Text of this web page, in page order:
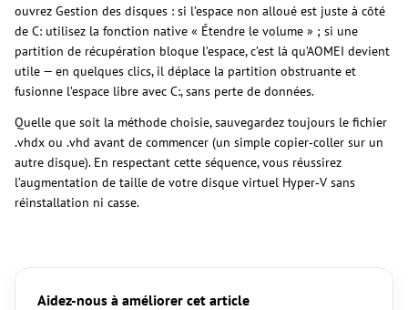
ouvrez Gestion des disques : si l’espace non alloué est juste à côté
de C: utilisez la fonction native « Étendre le volume » ; si une
partition de récupération bloque l’espace, c’est là qu’AOMEI devient
utile — en quelques clics, il déplace la partition obstruante et
fusionne l’espace libre avec C:, sans perte de données.
Quelle que soit la méthode choisie, sauvegardez toujours le fichier
.vhdx ou .vhd avant de commencer (un simple copier‑coller sur un
autre disque). En respectant cette séquence, vous réussirez
l’augmentation de taille de votre disque virtuel Hyper‑V sans
réinstallation ni casse.
Aidez-nous à améliorer cet article